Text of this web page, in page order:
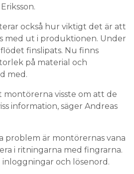
också hur viktigt det är att
med ut i produktionen. Under
finslipats. Nu finns
på material och
med.
montörerna visste om att de
information, säger Andreas
problem är montörernas vana
i ritningarna med fingrarna.
och lösenord.